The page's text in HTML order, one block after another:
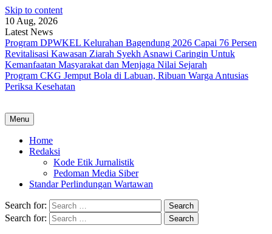
Skip to content
10 Aug, 2026
Latest News
Program DPWKEL Kelurahan Bagendung 2026 Capai 76 Persen
Revitalisasi Kawasan Ziarah Syekh Asnawi Caringin Untuk
Kemanfaatan Masyarakat dan Menjaga Nilai Sejarah
Program CKG Jemput Bola di Labuan, Ribuan Warga Antusias
Periksa Kesehatan
Menu
Home
Redaksi
Kode Etik Jurnalistik
Pedoman Media Siber
Standar Perlindungan Wartawan
Search for:
Search for: